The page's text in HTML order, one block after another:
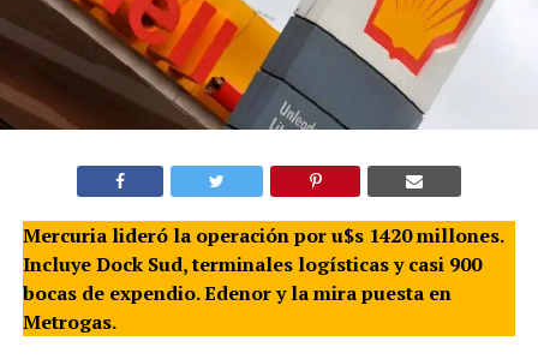
Mercuria lideró la operación por u$s 1420 millones.
Incluye Dock Sud, terminales logísticas y casi 900
bocas de expendio. Edenor y la mira puesta en
Metrogas.